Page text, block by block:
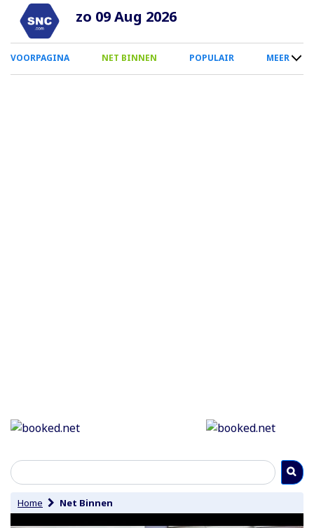
Overslaan
naar
inhoud
zo 09 Aug 2026
0
Smartphone
VOORPAGINA NET BINNEN POPULAIR MEER
Home Net Binnen